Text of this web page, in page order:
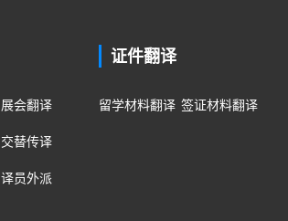
展会翻译
交替传译
译员外派
证件翻译
留学材料翻译 签证材料翻译